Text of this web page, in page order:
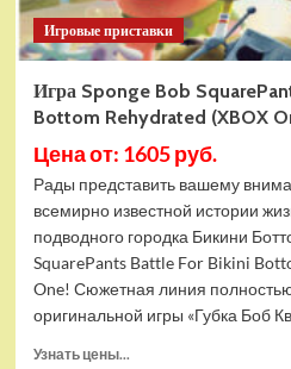
Игровые приставки
Игра Sponge Bob
Bottom Rehydrated (XBOX
Цена от: 1605 руб.
Рады представить вашему
всемирно известной истории
подводного городка Бикини
SquarePants Battle For Bikini
One! Сюжетная линия
оригинальной игры «Губка Боб
Узнать цены...